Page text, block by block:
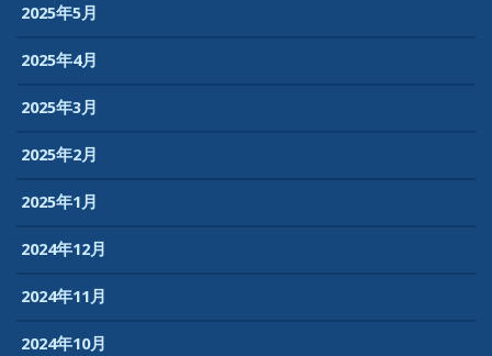
2025年5月
2025年4月
2025年3月
2025年2月
2025年1月
2024年12月
2024年11月
2024年10月